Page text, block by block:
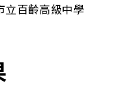
立百齡高級中學